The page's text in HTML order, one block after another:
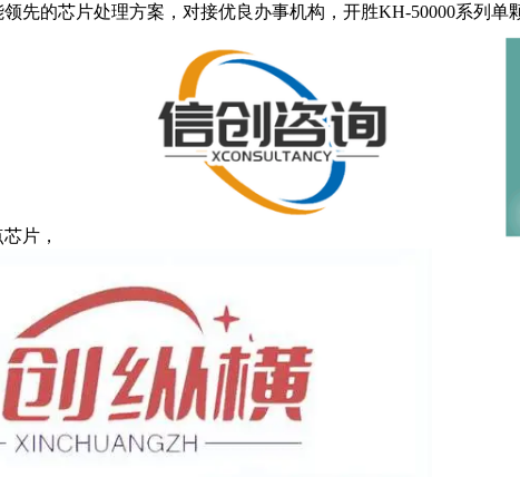
的芯片处理方案，对接优良办事机构，开胜KH-50000系列单
片，